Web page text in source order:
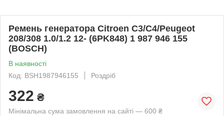
Ремень генератора Citroen C3/C4/Peugeot
208/308 1.0/1.2 12- (6PK848) 1 987 946 155
(BOSCH)
В наявності
Код: BSH1987946155
Роздріб
322 ₴
Мінімальна сума замовлення на сайті — 600 ₴